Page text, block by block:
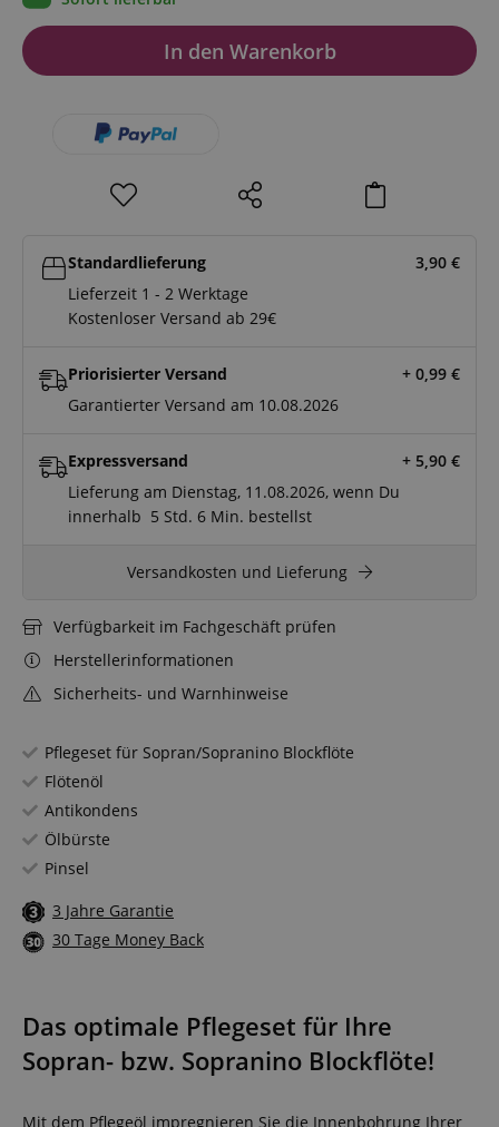
Pflegeset für Sopran/Sopranino Blockflöte
Flötenöl
Antikondens
Ölbürste
Pinsel
3 Jahre Garantie
30 Tage Money Back
In den Warenkorb
Standardlieferung 3,90 €
Lieferzeit 1 - 2 Werktage
Kostenloser Versand ab 29€
Priorisierter Versand + 0,99 €
Garantierter Versand am 10.08.2026
Expressversand + 5,90 €
Lieferung am Dienstag, 11.08.2026, wenn Du
innerhalb 5 Std. 6 Min. bestellst
Versandkosten und Lieferung
Verfügbarkeit im Fachgeschäft prüfen
Herstellerinformationen
Sicherheits- und Warnhinweise
Das optimale Pflegeset für Ihre
Sopran- bzw. Sopranino Blockflöte!
Mit dem Pflegeöl impregnieren Sie die Innenbohrung Ihrer